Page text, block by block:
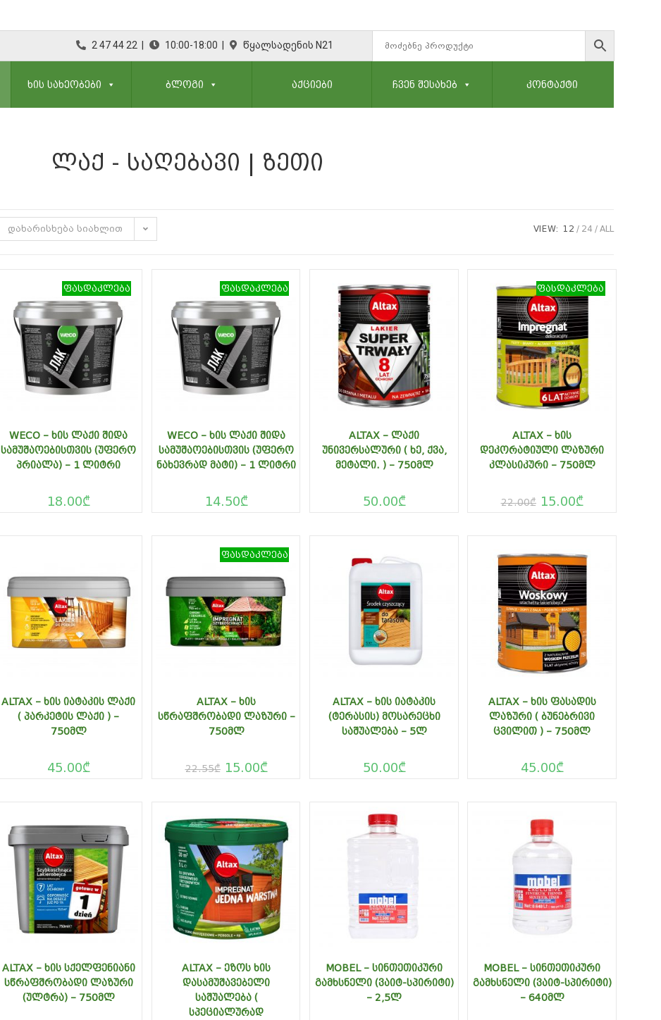
2 47 44 22 | 10:00-18:00 | წყალსადენის N21
ᲮᲘᲡ ᲡᲐᲮᲔᲝᲑᲔᲑᲘ ᲑᲚᲝᲒᲘ ᲐᲥᲪᲘᲔᲑᲘ ᲩᲕᲔᲜ ᲨᲔᲡᲐᲮᲔᲑ ᲙᲝᲜᲢᲐᲥᲢᲘ
ᲚᲐᲥ - ᲡᲐᲦᲔᲑᲐᲕᲘ | ᲖᲔᲗᲘ
დახარისხება სიახლით VIEW: 12 24 ALL
ფასდაკლება
WECO – ᲮᲘᲡ ᲚᲐᲥᲘ ᲨᲘᲓᲐ
ᲡᲐᲛᲣᲨᲐᲝᲔᲑᲘᲡᲗᲕᲘᲡ (ᲣᲤᲔᲠᲝ
ᲞᲠᲘᲐᲚᲐ) – 1 ᲚᲘᲢᲠᲘ
18.00₾
ფასდაკლება
WECO – ᲮᲘᲡ ᲚᲐᲥᲘ ᲨᲘᲓᲐ
ᲡᲐᲛᲣᲨᲐᲝᲔᲑᲘᲡᲗᲕᲘᲡ (ᲣᲤᲔᲠᲝ
ᲜᲐᲮᲔᲕᲠᲐᲓ ᲛᲐᲢᲘ) – 1 ᲚᲘᲢᲠᲘ
14.50₾
ALTAX – ᲚᲐᲥᲘ
ᲣᲜᲘᲕᲔᲠᲡᲐᲚᲣᲠᲘ ( ᲮᲔ, ᲥᲕᲐ,
ᲛᲔᲢᲐᲚᲘ. ) – 750ᲛᲚ
50.00₾
ფასდაკლება
ALTAX – ᲮᲘᲡ
ᲓᲔᲙᲝᲠᲐᲢᲘᲣᲚᲘ ᲚᲐᲖᲣᲠᲘ
ᲙᲚᲐᲡᲘᲙᲣᲠᲘ – 750ᲛᲚ
22.00₾ 15.00₾
ALTAX – ᲮᲘᲡ ᲘᲐᲢᲐᲙᲘᲡ ᲚᲐᲥᲘ
( ᲞᲐᲠᲙᲔᲢᲘᲡ ᲚᲐᲥᲘ ) –
750ᲛᲚ
45.00₾
ფასდაკლება
ALTAX – ᲮᲘᲡ
ᲡᲬᲠᲐᲤᲨᲠᲝᲑᲐᲓᲘ ᲚᲐᲖᲣᲠᲘ –
750ᲛᲚ
22.55₾ 15.00₾
ALTAX – ᲮᲘᲡ ᲘᲐᲢᲐᲙᲘᲡ
(ᲢᲔᲠᲐᲡᲘᲡ) ᲛᲝᲡᲐᲠᲔᲪᲮᲘ
ᲡᲐᲨᲣᲐᲚᲔᲑᲐ – 5Ლ
50.00₾
ALTAX – ᲮᲘᲡ ᲤᲐᲡᲐᲓᲘᲡ
ᲚᲐᲖᲣᲠᲘ ( ᲑᲣᲜᲔᲑᲠᲘᲕᲘ
ᲪᲕᲘᲚᲘᲗ ) – 750ᲛᲚ
45.00₾
ALTAX – ᲮᲘᲡ ᲡᲥᲔᲚᲤᲔᲜᲘᲐᲜᲘ
ᲡᲬᲠᲐᲤᲨᲠᲝᲑᲐᲓᲘ ᲚᲐᲖᲣᲠᲘ
(ᲣᲚᲢᲠᲐ) – 750ᲛᲚ
ALTAX – ᲔᲖᲝᲡ ᲮᲘᲡ
ᲓᲐᲡᲐᲛᲣᲨᲐᲕᲔᲑᲔᲚᲘ
ᲡᲐᲨᲣᲐᲚᲔᲑᲐ (
ᲡᲞᲔᲪᲘᲐᲚᲣᲠᲐᲓ
MOBEL – ᲡᲘᲜᲗᲔᲗᲘᲙᲣᲠᲘ
ᲒᲐᲛᲮᲡᲜᲔᲚᲘ (ᲕᲐᲘᲢ-ᲡᲞᲘᲠᲘᲢᲘ)
– 2,5Ლ
MOBEL – ᲡᲘᲜᲗᲔᲗᲘᲙᲣᲠᲘ
ᲒᲐᲛᲮᲡᲜᲔᲚᲘ (ᲕᲐᲘᲢ-ᲡᲞᲘᲠᲘᲢᲘ)
– 640ᲛᲚ